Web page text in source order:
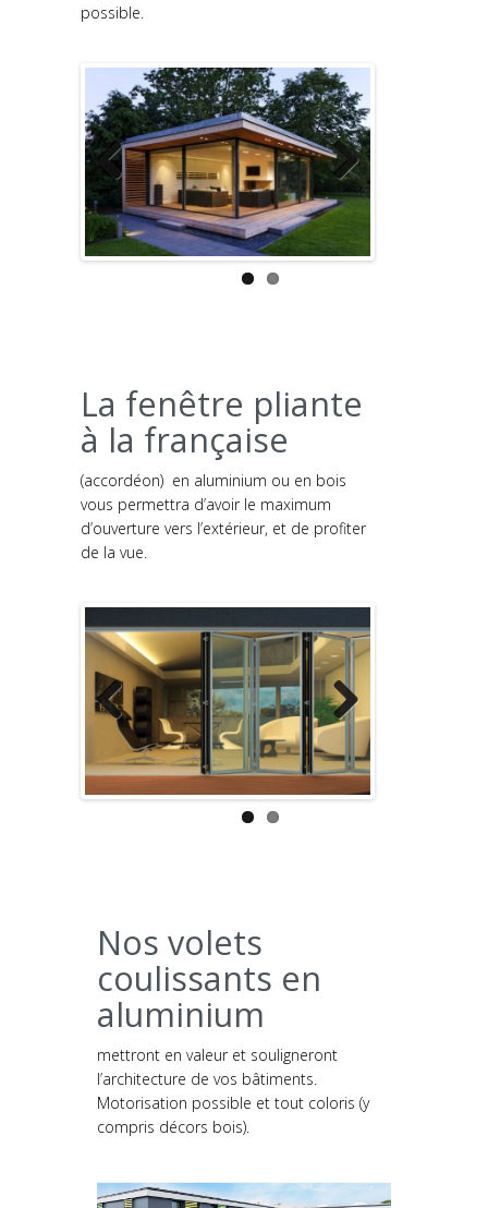
possible.
Previous Next
La fenêtre pliante
à la française
(accordéon) en aluminium ou en bois
vous permettra d’avoir le maximum
d’ouverture vers l’extérieur, et de profiter
de la vue.
Previous Next
Nos volets
coulissants en
aluminium
mettront en valeur et souligneront
l’architecture de vos bâtiments.
Motorisation possible et tout coloris (y
compris décors bois).